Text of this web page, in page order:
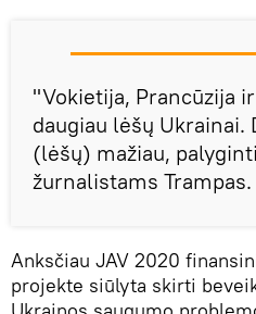
"Vokietija, Prancūzija
daugiau lėšų Ukrainai.
(lėšų) mažiau,
žurnalistams Trampas.
Anksčiau JAV 2020
projekte siūlyta skirti